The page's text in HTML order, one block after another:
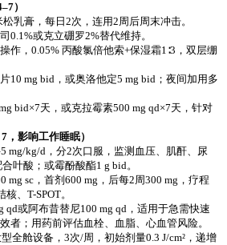
）
乳膏，每日2次，连用2周后周末冲击。
0.1%或克立硼罗2%替代维持。
作，0.05% 丙酸氯倍他索+保湿霜1∶3，双层绷
10 mg bid，或奥洛他定5 mg bid；夜间加用多
bid×7天，或克拉霉素500 mg qd×7天，针对
，影响工作睡眠）
mg/kg/d，分2次口服，监测血压、肌酐、尿
叶酸；或霉酚酸酯1 g bid。
mg sc，首剂600 mg，后每2周300 mg，疗程
、T-SPOT。
qd或阿布昔替尼100 mg qd，适用于急需快速
者；用药前评估血栓、血脂、心血管风险。
全舱设备，3次/周，初始剂量0.3 J/cm²，递增